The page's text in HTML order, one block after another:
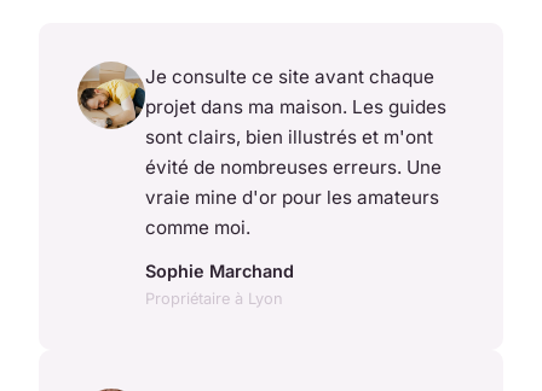
Je consulte ce site avant chaque
projet dans ma maison. Les guides
sont clairs, bien illustrés et m'ont
évité de nombreuses erreurs. Une
vraie mine d'or pour les amateurs
comme moi.
Sophie Marchand
Propriétaire à Lyon